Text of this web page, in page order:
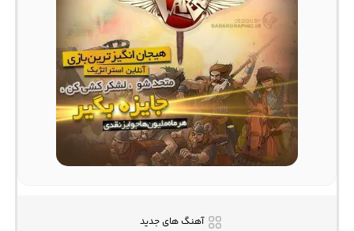
آهنگ های جدید